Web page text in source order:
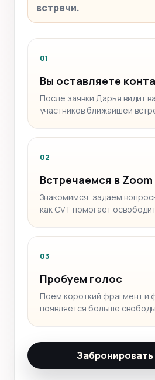
встречи.
01
Вы оставляете
После заявки Дарья видит
участников ближайшей
02
Встречаемся в Zoom
Знакомимся, задаем
как CVT помогает
03
Пробуем голос
Поем короткий фрагмент и
появляется больше свободы.